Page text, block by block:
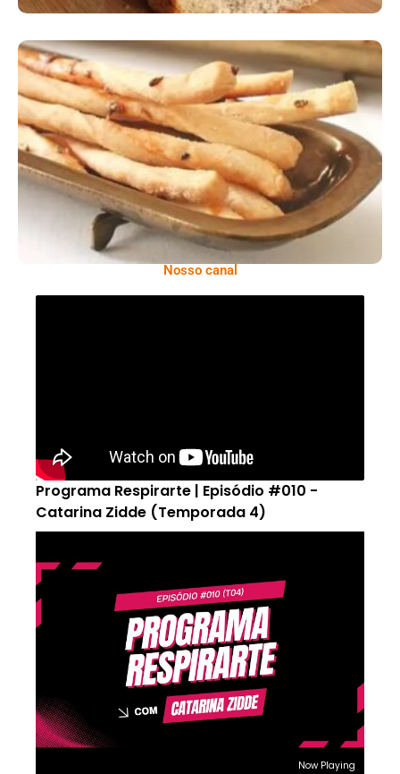
Comer Bem: Palitinhos De Cebola E Salsa
Nosso canal
Programa Respirarte | Episódio #010 -
Catarina Zidde (Temporada 4)
Now Playing